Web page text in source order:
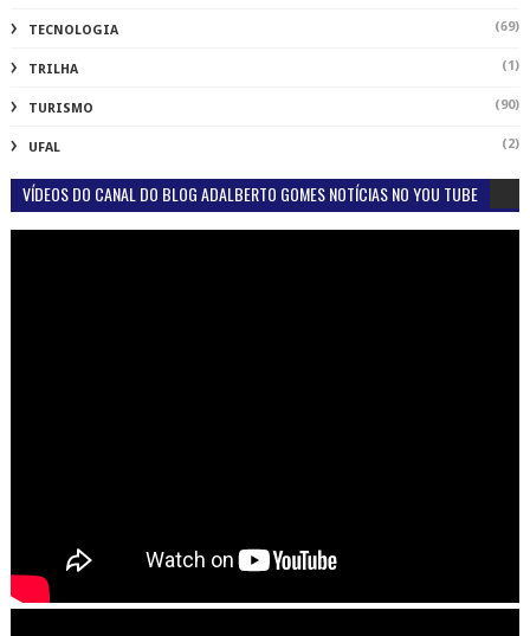
TECNOLOGIA (69)
TRILHA (1)
TURISMO (90)
UFAL (2)
VÍDEOS DO CANAL DO BLOG ADALBERTO GOMES NOTÍCIAS NO YOU TUBE